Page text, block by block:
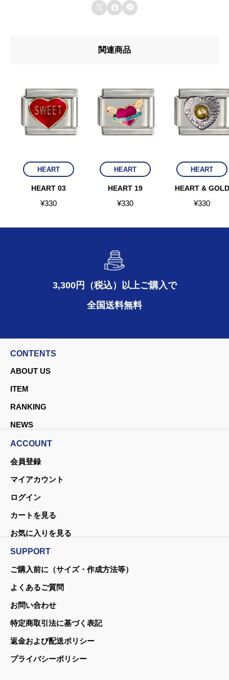
  
関連商品
HEART
HEART 03
¥330
HEART
HEART 19
¥330
HEART
HEART & GOLD
¥330
3,300円（税込）以上ご購入で
全国送料無料
CONTENTS
ABOUT US
ITEM
RANKING
NEWS
ACCOUNT
会員登録
マイアカウント
ログイン
カートを見る
お気に入りを見る
SUPPORT
ご購入前に（サイズ・作成方法等）
よくあるご質問
お問い合わせ
特定商取引法に基づく表記
返金および配送ポリシー
プライバシーポリシー